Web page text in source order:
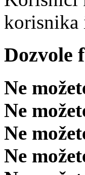
korisnika
Dozvole
Ne
Ne
Ne
Ne